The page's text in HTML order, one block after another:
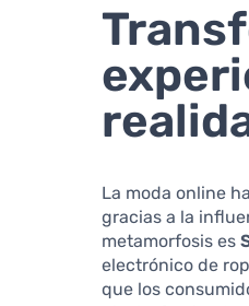
La moda online
gracias a la
metamorfosis es
electrónico de
que los